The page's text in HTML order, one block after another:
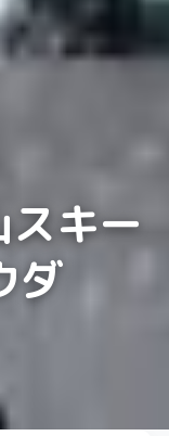
キー
ダ